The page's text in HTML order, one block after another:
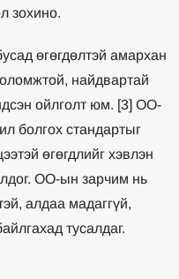
зохино.
өгөгдөлтэй амархан
найдвартай
ойлголт юм. [3] OO-
болгох стандартыг
өгөгдлийг хэвлэн
OO-ын зарчим нь
алдаа мадаггүй,
тусалдаг.